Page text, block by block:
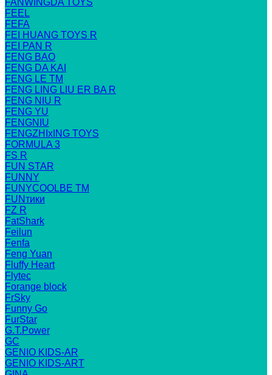
FANWINGDA TOYS
FEEL
FEFA
FEI HUANG TOYS R
FEI PAN R
FENG BAO
FENG DA KAI
FENG LE TM
FENG LING LIU ER BA R
FENG NIU R
FENG YU
FENGNIU
FENGZHIxING TOYS
FORMULA 3
FS R
FUN STAR
FUNNY
FUNYCOOLBE TM
FUNтики
FZ R
FatShark
Feilun
Fenfa
Feng Yuan
Fluffy Heart
Flytec
Forange block
FrSky
Funny Go
FurStar
G.T.Power
GC
GENIO KIDS-AR
GENIO KIDS-ART